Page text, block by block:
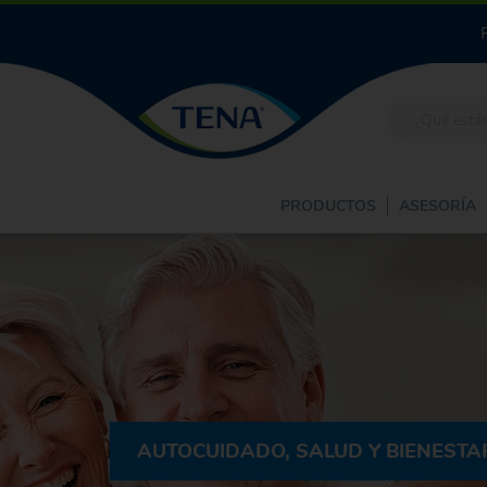
PRODUCTOS ASESORÍA
AUTOCUIDADO, SALUD Y